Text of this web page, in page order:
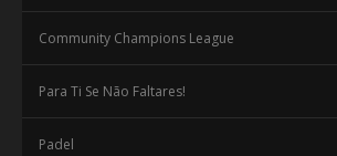
Community Champions League
Para Ti Se Não Faltares!
Padel